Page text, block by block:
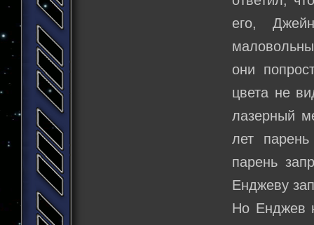
его,
они
цвета не
лазерный
лет
парень
Енджеву
Но Енджев